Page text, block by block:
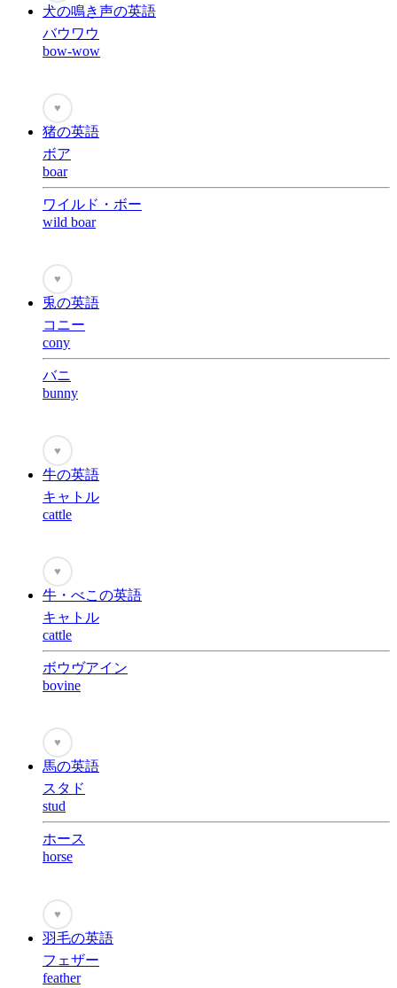
犬の鳴き声の英語
バウワウ
bow-wow
♥
猪の英語
ボア
boar
ワイルド・ボー
wild boar
♥
兎の英語
コニー
cony
バニ
bunny
♥
牛の英語
キャトル
cattle
♥
牛・べこの英語
キャトル
cattle
ボウヴアイン
bovine
♥
馬の英語
スタド
stud
ホース
horse
♥
羽毛の英語
フェザー
feather